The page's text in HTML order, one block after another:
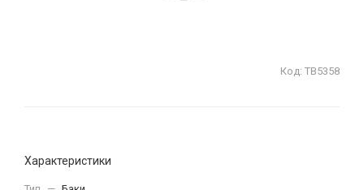
Код: ТВ5358
Характеристики